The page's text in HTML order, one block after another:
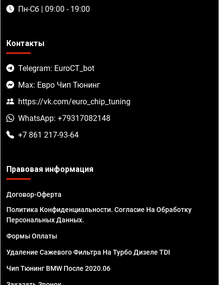
Пн-Сб | 09:00 - 19:00
Контакты
Telegram: EuroCT_bot
Max: Евро Чип Тюнинг
https://vk.com/euro_chip_tuning
WhatsApp: +79317082148
+7 861 217-93-64
Правовая информация
Договор-Оферта
Политика Конфиденциальности. Согласие На Обработку
Персональных Данных.
Формы Оплаты
Удаление Сажевого Фильтра На Турбо Дизеле TDI
Чип Тюнинг BMW После 2020.06